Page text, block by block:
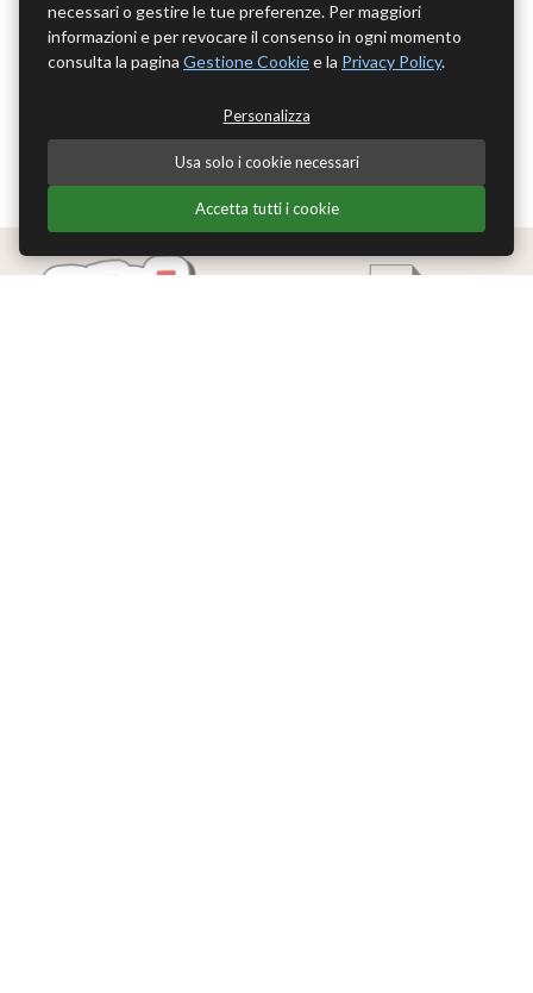
necessari o gestire le tue preferenze. Per maggiori
informazioni e per revocare il consenso in ogni momento
consulta la pagina Gestione Cookiee la Privacy Policy.
Personalizza
Usa solo i cookie necessari
Accetta tutti i cookie